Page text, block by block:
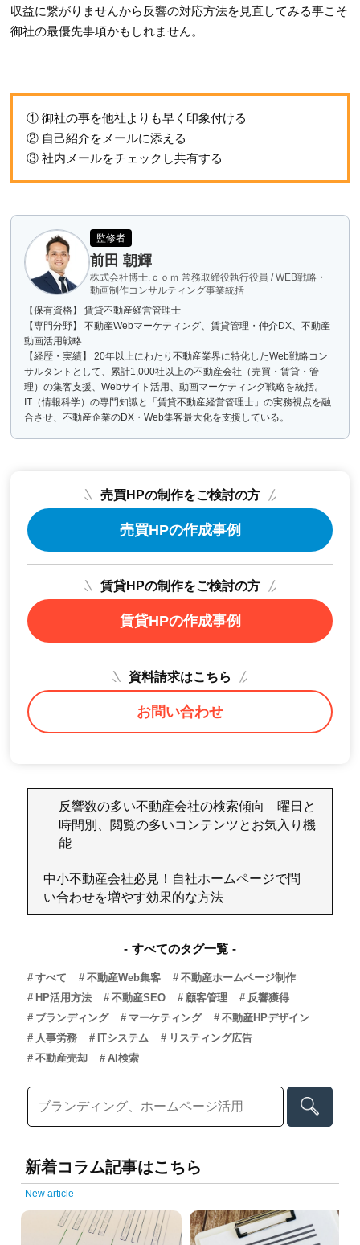
収益に繋がりませんから反響の対応方法を見直してみる事こそ
御社の最優先事項かもしれません。
① 御社の事を他社よりも早く印象付ける
② 自己紹介をメールに添える
③ 社内メールをチェックし共有する
監修者
前田 朝輝
株式会社博士.ｃｏｍ 常務取締役執行役員 / WEB戦略・
動画制作コンサルティング事業統括
【保有資格】 賃貸不動産経営管理士
【専門分野】 不動産Webマーケティング、賃貸管理・仲介DX、不動産
動画活用戦略
【経歴・実績】 20年以上にわたり不動産業界に特化したWeb戦略コン
サルタントとして、累計1,000社以上の不動産会社（売買・賃貸・管
理）の集客支援、Webサイト活用、動画マーケティング戦略を統括。
IT（情報科学）の専門知識と「賃貸不動産経営管理士」の実務視点を融
合させ、不動産企業のDX・Web集客最大化を支援している。
売買HPの制作をご検討の方
売買HPの作成事例
賃貸HPの制作をご検討の方
賃貸HPの作成事例
資料請求はこちら
お問い合わせ
反響数の多い不動産会社の検索傾向 曜日と
時間別、閲覧の多いコンテンツとお気入り機
能
中小不動産会社必見！自社ホームページで問
い合わせを増やす効果的な方法
すべてのタグ一覧
すべて 不動産Web集客
不動産ホームページ制作
HP活用方法
不動産SEO 顧客管理
反響獲得
ブランディング
マーケティング
不動産HPデザイン
人事労務
ITシステム
リスティング広告
不動産売却
AI検索
新着コラム記事はこちら
New article